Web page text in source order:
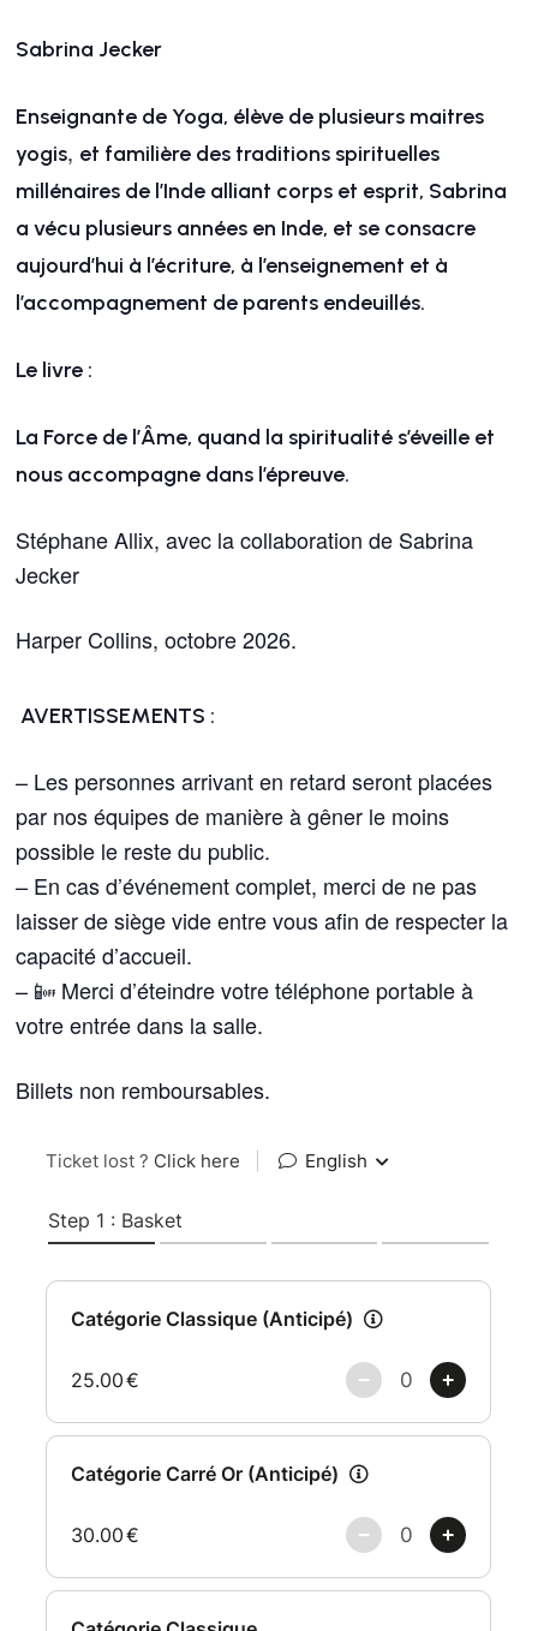
Sabrina Jecker
Enseignante de Yoga, élève de plusieurs maitres
yogis, et familière des traditions spirituelles
millénaires de l’Inde alliant corps et esprit, Sabrina
a vécu plusieurs années en Inde, et se consacre
aujourd’hui à l’écriture, à l’enseignement et à
l’accompagnement de parents endeuillés.
Le livre :
La Force de l’Âme, quand la spiritualité s’éveille et
nous accompagne dans l’épreuve.
Stéphane Allix, avec la collaboration de Sabrina
Jecker
Harper Collins, octobre 2026.
AVERTISSEMENTS :
– Les personnes arrivant en retard seront placées
par nos équipes de manière à gêner le moins
possible le reste du public.
– En cas d’événement complet, merci de ne pas
laisser de siège vide entre vous afin de respecter la
capacité d’accueil.
– 📴 Merci d’éteindre votre téléphone portable à
votre entrée dans la salle.
Billets non remboursables.